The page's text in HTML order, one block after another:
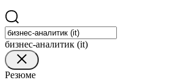
бизнес-аналитик (it)
Резюме